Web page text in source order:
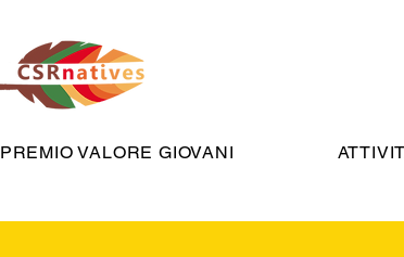
PREMIO VALORE GIOVANI